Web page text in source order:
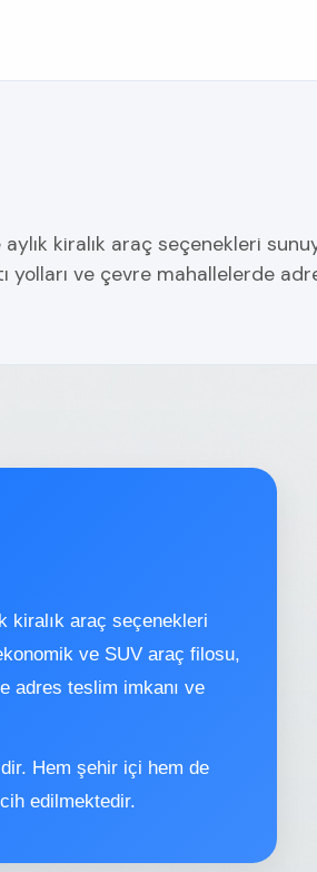
kiralık araç seçenekleri
yolları ve çevre mahallelerde
kiralık araç seçenekleri
ve SUV araç filosu,
adres teslim imkanı ve
Hem şehir içi hem de
edilmektedir.